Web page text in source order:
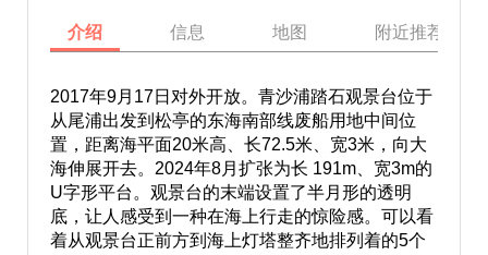
介绍 信息 地图 附近推荐景点
2017年9月17日对外开放。青沙浦踏石观景台位于
从尾浦出发到松亭的东海南部线废船用地中间位
置，距离海平面20米高、长72.5米、宽3米，向大
海伸展开去。2024年8月扩张为长 191m、宽3m的
U字形平台。观景台的末端设置了半月形的透明
底，让人感受到一种在海上行走的惊险感。可以看
着从观景台正前方到海上灯塔整齐地排列着的5个